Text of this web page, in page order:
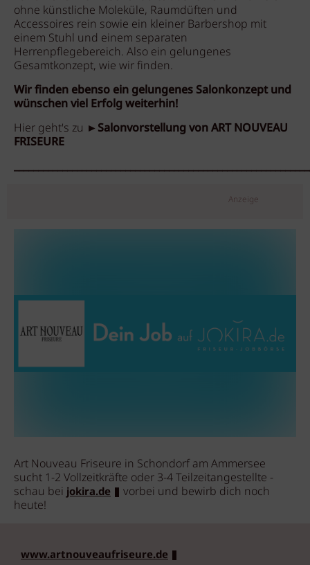
ohne künstliche Moleküle, Raumdüften und
Accessoires rein sowie ein kleiner Barbershop mit
einem Stuhl und einem separaten
Herrenpflegebereich. Also ein gelungenes
Gesamtkonzept, wie wir finden.
Wir finden ebenso ein gelungenes Salonkonzept und
wünschen viel Erfolg weiterhin!
Hier geht's zu ►Salonvorstellung von ART NOUVEAU
FRISEURE
Anzeige
Art Nouveau Friseure in Schondorf am Ammersee
sucht 1-2 Vollzeitkräfte oder 3-4 Teilzeitangestellte -
schau beijokira.de
vorbei und bewirb dich noch
heute!
www.artnouveaufriseure.de